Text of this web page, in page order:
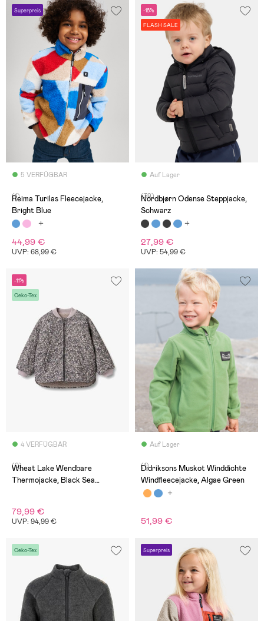
Superpreis
5 VERFÜGBAR
(1)
Reima Turilas Fleecejacke,
Bright Blue
44,99 €
UVP: 68,99 €
-18%
FLASH SALE
Auf Lager
(39)
Nordbjørn Odense Steppjacke,
Schwarz
27,99 €
UVP: 54,99 €
-11%
Oeko-Tex
4 VERFÜGBAR
(0)
Wheat Lake Wendbare
Thermojacke, Black Sea
79,99 €
UVP: 94,99 €
Auf Lager
(1)
Didriksons Muskot Winddichte
Windfleecejacke, Algae Green
51,99 €
Oeko-Tex Superpreis